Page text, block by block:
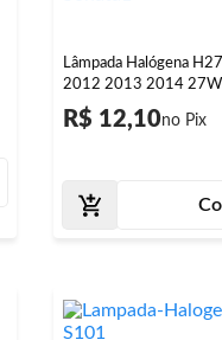
Lâmpada Halógena
2012 2013 2014 27W
R$ 12,10